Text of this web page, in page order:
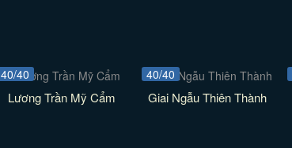
40/40
Lương Trần Mỹ Cẩm
40/40
Giai Ngẫu Thiên Thành